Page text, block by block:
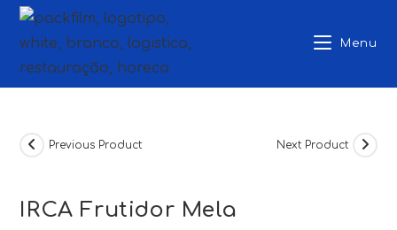
Skip
Menu
Previous Product Next Product
IRCA Frutidor Mela